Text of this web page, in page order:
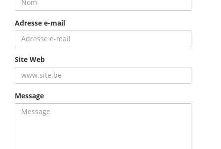
Adresse e-mail
Site Web
Message